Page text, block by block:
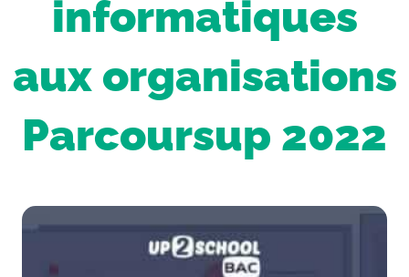
informatiques
aux organisations
Parcoursup 2022